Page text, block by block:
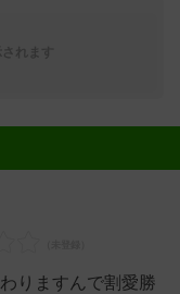
りますんで割愛勝